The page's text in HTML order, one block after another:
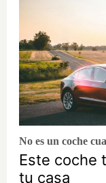
No es un coche
Este coche
tu casa